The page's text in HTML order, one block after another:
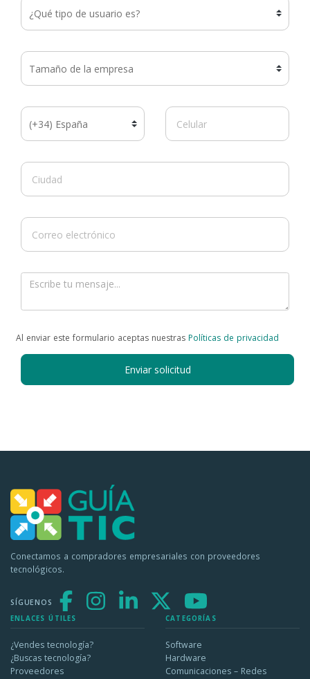
Al enviar este formulario aceptas nuestras Políticas de privacidad
Enviar solicitud
Conectamos a compradores empresariales con proveedores
tecnológicos.
SÍGUENOS
ENLACES ÚTILES
¿Vendes tecnología?
¿Buscas tecnología?
Proveedores
CATEGORÍAS
Software
Hardware
Comunicaciones – Redes